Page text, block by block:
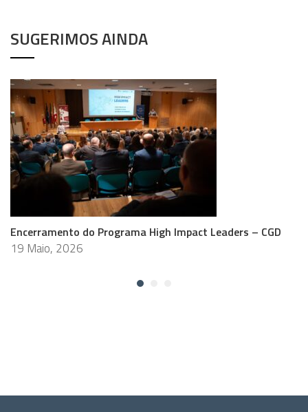
SUGERIMOS AINDA
Encerramento do Programa High Impact Leaders – CGD
19 Maio, 2026